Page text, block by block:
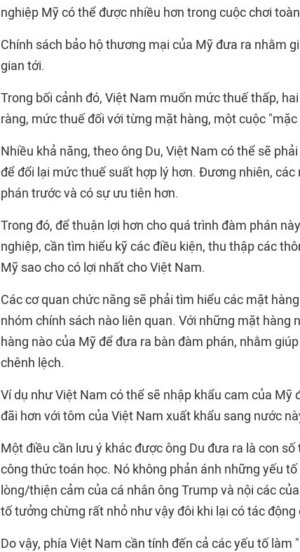
nghiệp Mỹ có thể được nhiều hơn trong cuộc chơi
Chính sách bảo hộ thương mại của Mỹ đưa ra nhằm
gian tới.
Trong bối cảnh đó, Việt Nam muốn mức thuế thấp,
ràng, mức thuế đối với từng mặt hàng, một cuộc
Nhiều khả năng, theo ông Du, Việt Nam có thể sẽ
để đổi lại mức thuế suất hợp lý hơn. Đương nhiên,
phán trước và có sự ưu tiên hơn.
Trong đó, để thuận lợi hơn cho quá trình đàm phán
nghiệp, cần tìm hiểu kỹ các điều kiện, thu thập các
Mỹ sao cho có lợi nhất cho Việt Nam.
Các cơ quan chức năng sẽ phải tìm hiểu các mặt
nhóm chính sách nào liên quan. Với những mặt hàng
hàng nào của Mỹ để đưa ra bàn đàm phán, nhằm
chênh lệch.
Ví dụ như Việt Nam có thể sẽ nhập khẩu cam của Mỹ
đãi hơn với tôm của Việt Nam xuất khẩu sang nước
Một điều cần lưu ý khác được ông Du đưa ra là con
công thức toán học. Nó không phản ánh những yếu
lòng/thiện cảm của cá nhân ông Trump và nội các
tố tưởng chừng rất nhỏ như vậy đôi khi lại có tác
Do vậy, phía Việt Nam cần tính đến cả các yếu tố